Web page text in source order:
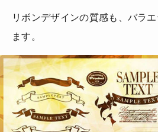
リボンデザインの質感も、バラ
ます。